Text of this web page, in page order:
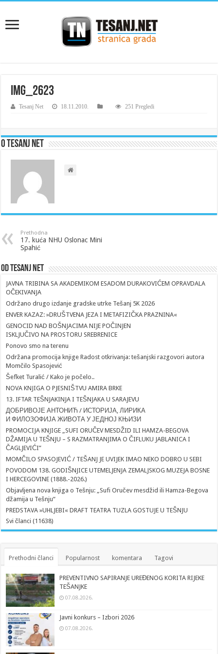
IMG_2623
Tesanj Net 18.11.2010. 251 Pregledi
O Tesanj Net
Prethodna
17. kuća NHU Oslonac Mini
Spahić
Od Tesanj Net
JAVNA TRIBINA SA AKADEMIKOM ESADOM DURAKOVIĆEM OPRAVDALA
OČEKIVANJA
Održano drugo izdanje gradske utrke Tešanj 5K 2026
ENVER KAZAZ: »DRUŠTVENA JEZA I METAFIZIČKA PRAZNINA«
GENOCID NAD BOŠNJACIMA NIJE POČINJEN
ISKLJUČIVO NA PROSTORU SREBRENICE
Ponovo smo na terenu
Održana promocija knjige Radost otkrivanja: tešanjski razgovori autora
Momčilo Spasojević
Šefket Turalić / Kako je počelo..
NOVA KNJIGA O PJESNIŠTVU AMIRA BRKE
13. IFTAR TEŠNJAKINJA I TEŠNJAKA U SARAJEVU
ДОБРИВОЈЕ АНТОНИЋ / ИСТОРИЈА, ЛИРИКА
И ФИЛОЗОФИЈА ЖИВОТА У ЈЕДНОЈ КЊИЗИ
PROMOCIJA KNJIGE „SUFI ORUČEV MESDŽID ILI HAMZA-BEGOVA
DŽAMIJA U TEŠNJU – S RAZMATRANJIMA O ČIFLUKU JABLANICA I
ČAGLJEVIĆI”
MOMČILO SPASOJEVIĆ / TEŠANJ JE UVIJEK IMAO NEKO DOBRO U SEBI
POVODOM 138. GODIŠNJICE UTEMELJENJA ZEMALJSKOG MUZEJA BOSNE
I HERCEGOVINE (1888.-2026.)
Objavljena nova knjiga o Tešnju: „Sufi Oručev mesdžid ili Hamza-Begova
džamija u Tešnju“
PREDSTAVA »UHLJEBI« DRAFT TEATRA TUZLA GOSTUJE U TEŠNJU
Svi članci (11638)
Prethodni članci Popularnost komentara Tagovi
PREVENTIVNO SAPIRANJE UREĐENOG KORITA RIJEKE
TEŠANJKE
07.08.2026.
Javni konkurs – Izbori 2026
07.08.2026.